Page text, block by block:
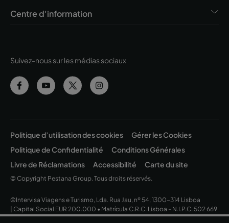
Suivez-nous sur les médias sociaux
Centre d'information
Politique d’utilisation des cookies
Gérer les Cookies
Politique de Confidentialité
Conditions Générales
Livre de Réclamations
Accessibilité Carte du site
© Copyright Pestana Group. Tous droits réservés.
©Intervisa Viagens e Turismo, Lda. Rua Jau, nº 54, 1300-314 Lisboa
| Capital Social EUR 200.000 • Matrícula C.R.C. Lisboa - N.I.P.C. 502 669
152 • Alvará Nº 163/1962